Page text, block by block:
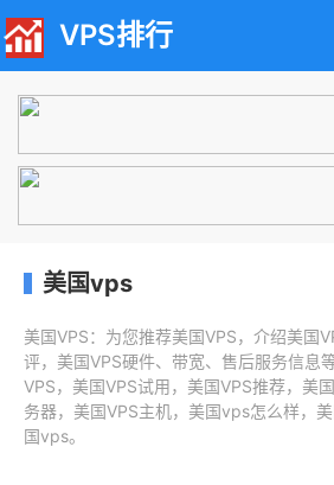
VPS排行
美国vps
美国VPS：为您推荐美国VPS，介绍美国
评，美国VPS硬件、带宽、售后服务信息
VPS，美国VPS试用，美国VPS推荐，美
务器，美国VPS主机，美国vps怎么样，
国vps。